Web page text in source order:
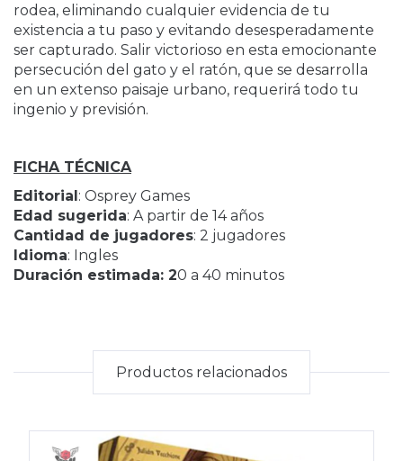
rodea, eliminando cualquier evidencia de tu
existencia a tu paso y evitando desesperadamente
ser capturado. Salir victorioso en esta emocionante
persecución del gato y el ratón, que se desarrolla
en un extenso paisaje urbano, requerirá todo tu
ingenio y previsión.
FICHA TÉCNICA
Editorial: Osprey Games
Edad sugerida: A partir de 14 años
Cantidad de jugadores: 2 jugadores
Idioma: Ingles
Duración estimada: 20 a 40 minutos
Productos relacionados